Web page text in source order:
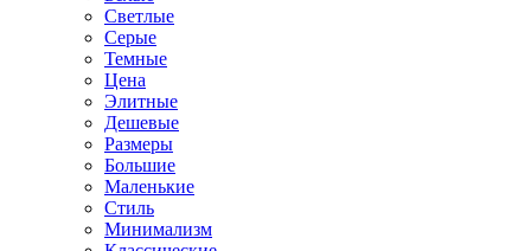
Светлые
Серые
Темные
Цена
Элитные
Дешевые
Размеры
Большие
Маленькие
Стиль
Минимализм